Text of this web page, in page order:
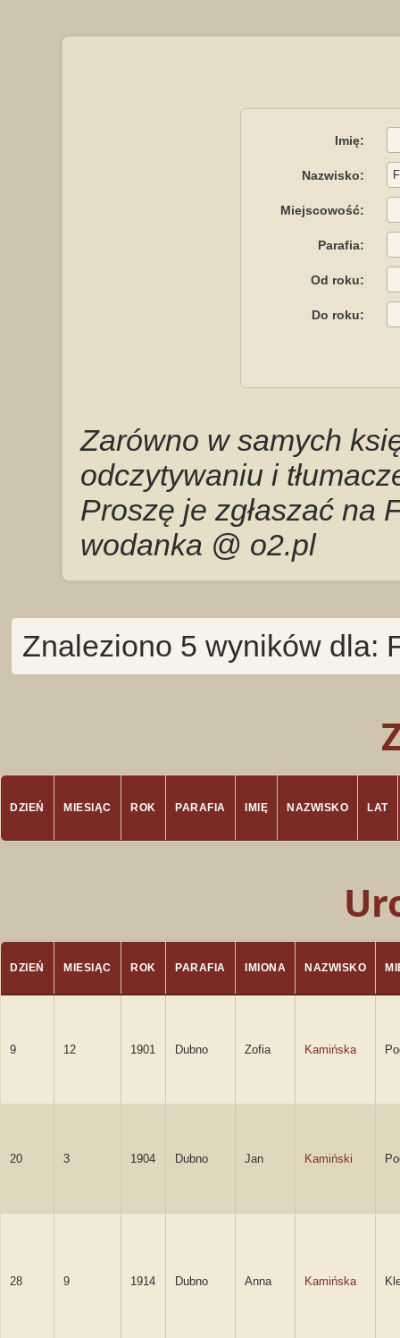
Imię:
Nazwisko:
Miejscowość:
Parafia:
Od roku:
Do roku:
Zarówno w samych
odczytywaniu i
Proszę je zgłaszać na
wodanka @ o2.pl
Znaleziono 5 wyników dla:
DZIEŃ MIESIĄC ROK PARAFIA IMIĘ NAZWISKO LAT
DZIEŃ MIESIĄC ROK PARAFIA IMIONA NAZWISKO
9 12 1901 Dubno Zofia Kamińska
20 3 1904 Dubno Jan Kamiński
28 9 1914 Dubno Anna Kamińska